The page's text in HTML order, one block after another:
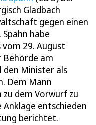
Gladbach
gegen einen
habe
29. August
Behörde am
den Minister als
Dem Mann
dem Vorwurf zu
entschieden
berichtet.